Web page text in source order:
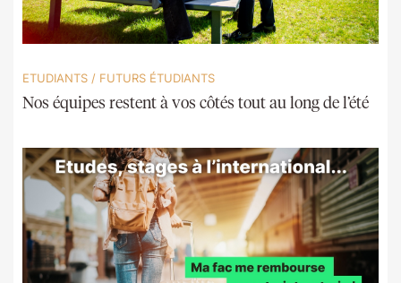
ETUDIANTS / FUTURS ÉTUDIANTS
Nos équipes restent à vos côtés tout au long de l’été